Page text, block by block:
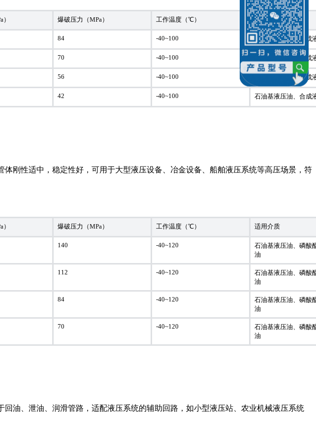
爆破压力（MPa） 工作温度（℃） 适用介质
84 -40~100 石油基液压油、合成
70 -40~100 石油基液压油、合成
56 -40~100 石油基液压油、合成
42 -40~100 石油基液压油、合成
刚性适中，稳定性好，可用于大型液压设备、冶金设备、船舶液压系统等高压场景，符
爆破压力（MPa） 工作温度（℃） 适用介质
140 -40~120
石油基液压油、磷酸
油
112 -40~120
石油基液压油、磷酸
油
84 -40~120
石油基液压油、磷酸
油
70 -40~120
石油基液压油、磷酸
油
油、泄油、润滑管路，适配液压系统的辅助回路，如小型液压站、农业机械液压系统